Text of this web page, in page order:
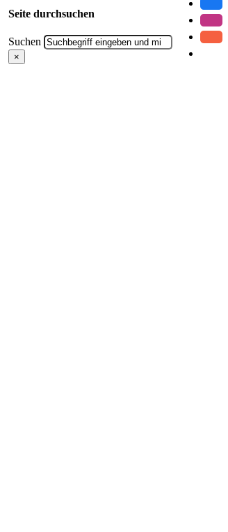
Seite durchsuchen
Suchen
×